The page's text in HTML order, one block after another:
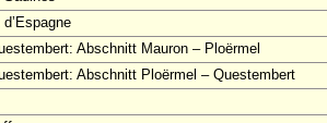
Abschnitt Mauron – Ploërmel
Abschnitt Ploërmel – Questembert